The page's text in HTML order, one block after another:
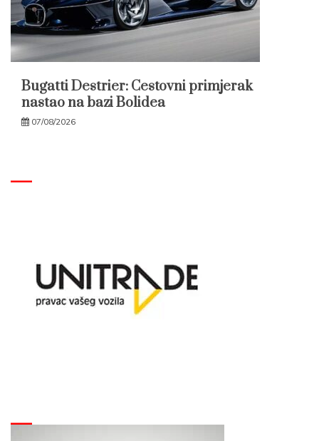
Bugatti Destrier: Cestovni primjerak
nastao na bazi Bolidea
07/08/2026